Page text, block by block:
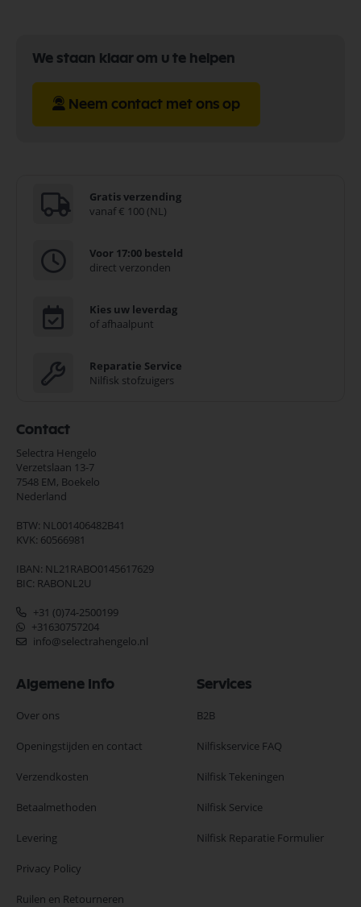
We staan klaar om u te helpen
Neem contact met ons op
Gratis verzending
vanaf € 100 (NL)
Voor 17:00 besteld
direct verzonden
Kies uw leverdag
of afhaalpunt
Reparatie Service
Nilfisk stofzuigers
Contact
Selectra Hengelo
Verzetslaan 13-7
7548 EM, Boekelo
Nederland
BTW: NL001406482B41
KVK: 60566981
IBAN: NL21RABO0145617629
BIC: RABONL2U
+31 (0)74-2500199
+31630757204
info@selectrahengelo.nl
Algemene Info
Over ons
Openingstijden en contact
Verzendkosten
Betaalmethoden
Levering
Privacy Policy
Ruilen en Retourneren
Services
B2B
Nilfiskservice FAQ
Nilfisk Tekeningen
Nilfisk Service
Nilfisk Reparatie Formulier